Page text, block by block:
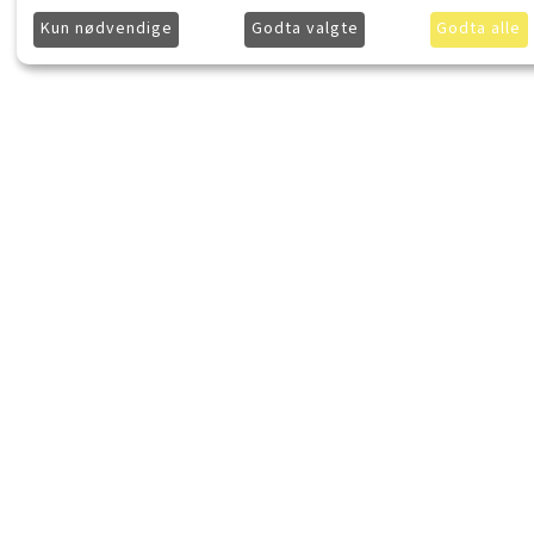
Kun nødvendige Godta valgte Godta alle